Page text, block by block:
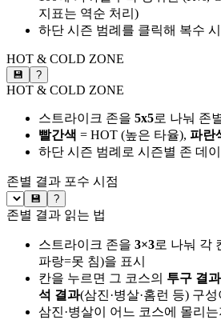
지표는 역순 처리)
하단 시즌 범례를 클릭해 복수
HOT & COLD ZONE
💾 ?
HOT & COLD ZONE
스트라이크 존을 5x5로 나눠 존
빨간색 = HOT (높은 타율), 파란
하단 시즌 범례로 시즌별 존 데
존별 결과 포수 시점
💾 ?
존별 결과 읽는 법
스트라이크 존을 3×3로 나눠 각
파랑=못 침)을 표시
칸을 누르면 그 코스의 투구 결과
석 결과(삼진·병살·홈런 등) 구성
삼진·병살이 어느 코스에 몰리